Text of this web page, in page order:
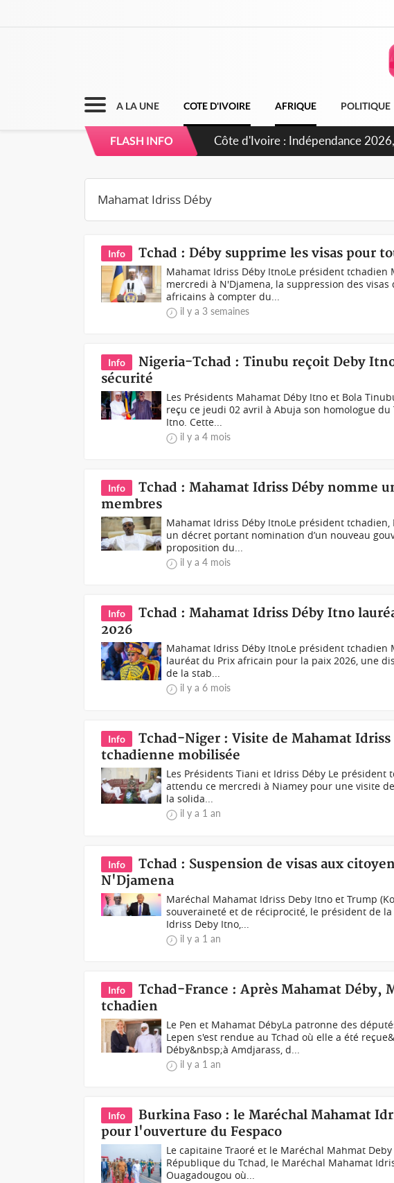
A LA UNE COTE D'IVOIRE AFRIQUE POLITIQUE
FLASH INFO Côte d'Ivoire : Concours INFAS
Info Tchad : Déby supprime les visas pour
Mahamat Idriss Déby ItnoLe président tchadien
mercredi à N'Djamena, la suppression des
africains à compter du...
il y a 3 semaines
Info
Nigeria-Tchad : Tinubu reçoit Deby
sécurité
Les Présidents Mahamat Déby Itno et Bola
reçu ce jeudi 02 avril à Abuja son homologue
Itno. Cette...
il y a 4 mois
Info
Tchad : Mahamat Idriss Déby nomme
membres
Mahamat Idriss Déby ItnoLe président
un décret portant nomination d’un nouveau
proposition du...
il y a 4 mois
Info
Tchad : Mahamat Idriss Déby Itno
2026
Mahamat Idriss Déby ItnoLe président tchadien
lauréat du Prix africain pour la paix 2026, une
de la stab...
il y a 6 mois
Info
Tchad-Niger : Visite de Mahamat
tchadienne mobilisée
Les Présidents Tiani et Idriss Déby Le
attendu ce mercredi à Niamey pour une visite
la solida...
il y a 1 an
Info
Tchad : Suspension de visas aux
N'Djamena
Maréchal Mahamat Idriss Deby Itno et Trump
souveraineté et de réciprocité, le président de
Idriss Deby Itno,...
il y a 1 an
Info
Tchad-France : Après Mahamat Déby,
tchadien
Le Pen et Mahamat DébyLa patronne des
Lepen s'est rendue au Tchad où elle a été
Déby&nbsp;à Amdjarass, d...
il y a 1 an
Info
Burkina Faso : le Maréchal Mahamat
pour l'ouverture du Fespaco
Le capitaine Traoré et le Maréchal Mahmat
République du Tchad, le Maréchal Mahamat
Ouagadougou où...